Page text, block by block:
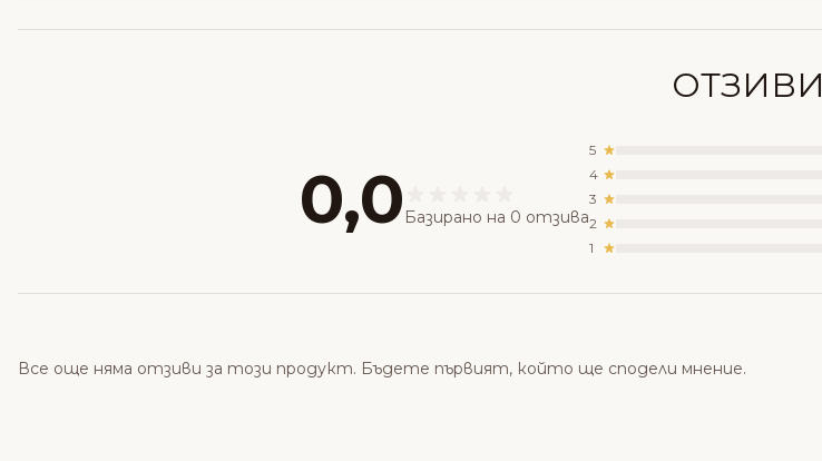
ОТЗИВИ
0,0 Базирано на 0 отзива
5
4
3
2
1
Все още няма отзиви за този продукт. Бъдете първият, който ще сподели мнение.